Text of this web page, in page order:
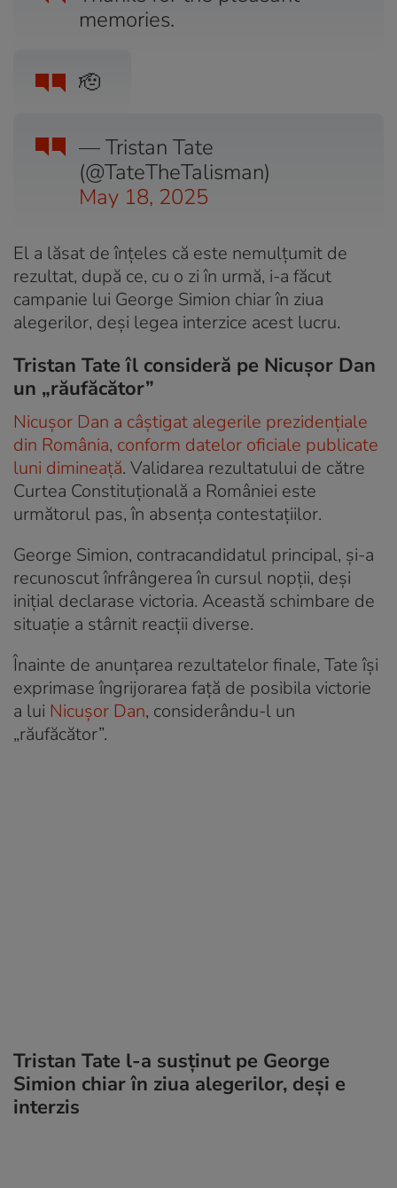
memories.
🫡
— Tristan Tate
(@TateTheTalisman)
May 18, 2025
El a lăsat de înțeles că este nemulțumit de
rezultat, după ce, cu o zi în urmă, i-a făcut
campanie lui George Simion chiar în ziua
alegerilor, deși legea interzice acest lucru.
Tristan Tate îl consideră pe Nicușor Dan
un „răufăcător”
Nicușor Dan a câștigat alegerile prezidențiale
din România, conform datelor oficiale publicate
luni dimineață. Validarea rezultatului de către
Curtea Constituțională a României este
următorul pas, în absența contestațiilor.
George Simion, contracandidatul principal, și-a
recunoscut înfrângerea în cursul nopții, deși
inițial declarase victoria. Această schimbare de
situație a stârnit reacții diverse.
Înainte de anunțarea rezultatelor finale, Tate își
exprimase îngrijorarea față de posibila victorie
a lui Nicușor Dan, considerându-l un
„răufăcător”.
Tristan Tate l-a susținut pe George
Simion chiar în ziua alegerilor, deși e
interzis